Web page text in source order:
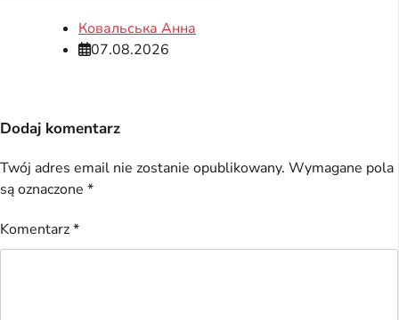
Ковальська Анна
07.08.2026
Dodaj komentarz
Twój adres email nie zostanie opublikowany. Wymagane pola
są oznaczone *
Komentarz*